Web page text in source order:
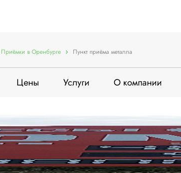
Приёмки в Оренбурге Пункт приёма металла
Цены Услуги О компании